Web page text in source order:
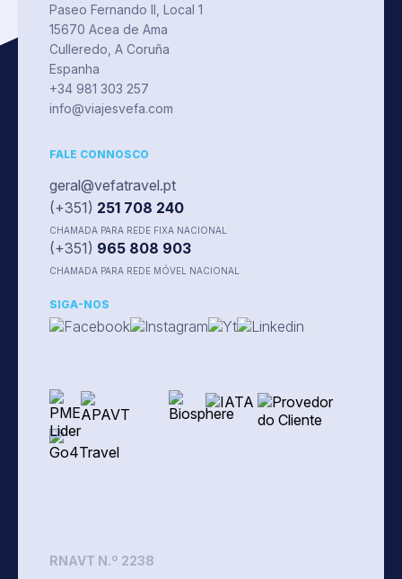
Paseo Fernando II, Local 1
15670 Acea de Ama
Culleredo, A Coruña
Espanha
+34 981 303 257
info@viajesvefa.com
FALE CONNOSCO
geral@vefatravel.pt
(+351) 251 708 240
CHAMADA PARA REDE FIXA NACIONAL
(+351) 965 808 903
CHAMADA PARA REDE MÓVEL NACIONAL
SIGA-NOS
RNAVT N.º 2238